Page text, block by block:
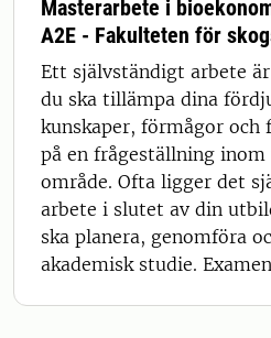
arbetet. För att antas till
du innan kursstart har
överenskommelse med
institution angående
ämne för arbetet. Ta
kontakt med kursledare
handledare om
självständigt arbete vid
Institutionen kan
anmälningskod som
Masterarbete i
A2E - Fakulteten för
Ett självständigt arbete
du ska tillämpa dina
kunskaper, förmågor och
på en frågeställning
område. Ofta ligger det
arbete i slutet av din
ska planera, genomföra
akademisk studie.